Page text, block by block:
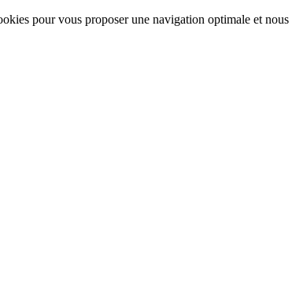
pour vous proposer une navigation optimale et nous